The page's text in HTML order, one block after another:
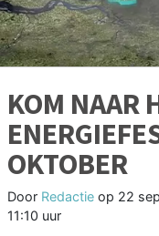
KOM NAAR
OKTOBER
Door Redactie op 22
11:10 uur